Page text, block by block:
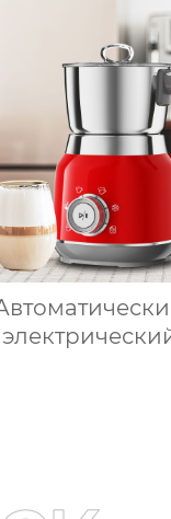
машина
шоколада